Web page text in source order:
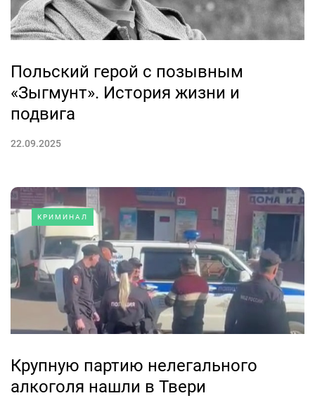
Польский герой с позывным
«Зыгмунт». История жизни и
подвига
22.09.2025
КРИМИНАЛ
Крупную партию нелегального
алкоголя нашли в Твери